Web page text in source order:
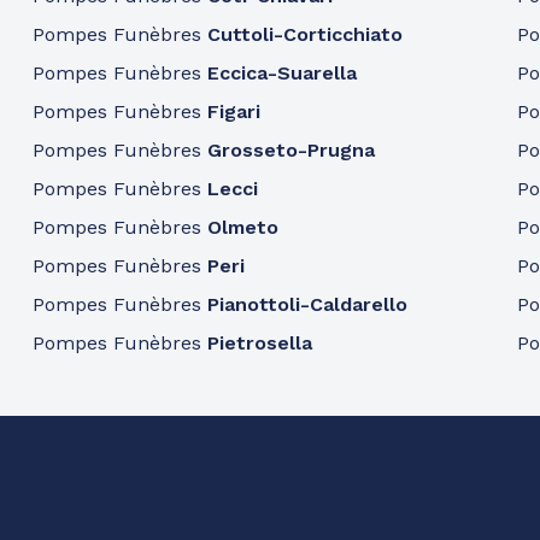
Pompes Funèbres Cuttoli-Corticchiato
Pompes Funèbres Eccica-Suarella
Pompes Funèbres Figari
Pompes Funèbres Grosseto-Prugna
Pompes Funèbres Lecci
Pompes Funèbres Olmeto
Pompes Funèbres Peri
Pompes Funèbres Pianottoli-Caldarello
Pompes Funèbres Pietrosella